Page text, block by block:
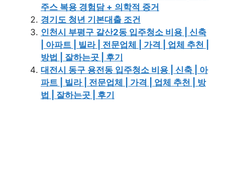
주스 복용 경험담 + 의학적 증거
경기도 청년 기본대출 조건
인천시 부평구 갈산2동 입주청소 비용 | 신축
| 아파트 | 빌라 | 전문업체 | 가격 | 업체 추천 |
방법 | 잘하는곳 | 후기
대전시 동구 용전동 입주청소 비용 | 신축 | 아
파트 | 빌라 | 전문업체 | 가격 | 업체 추천 | 방
법 | 잘하는곳 | 후기